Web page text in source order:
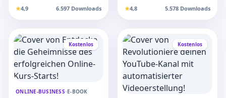
modernes Ebook!
Schilddrüsenunterstützung
★4,9 6.597 Downloads
Einkommen. Schritt-für-Sc…
★4,8 5.578 Downloads
Kostenlos
ONLINE-BUSINESS•E-BOOK
Kostenlos